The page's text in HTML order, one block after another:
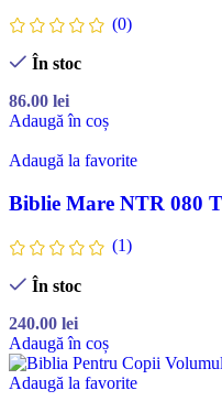
(0)
În stoc
86.00 lei
Adaugă în coș
Adaugă la favorite
Biblie Mare NTR 080
(1)
În stoc
240.00 lei
Adaugă în coș
Adaugă la favorite